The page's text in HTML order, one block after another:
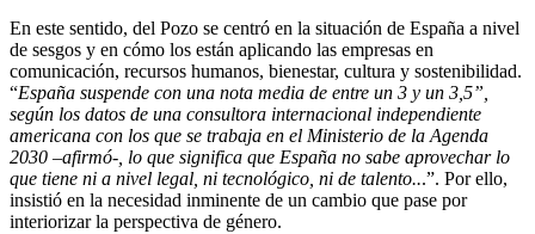
En este sentido, del Pozo se centró en la situación de España a nivel
de sesgos y en cómo los están aplicando las empresas en
comunicación, recursos humanos, bienestar, cultura y sostenibilidad.
“España suspende con una nota media de entre un 3 y un 3,5”,
según los datos de una consultora internacional independiente
americana con los que se trabaja en el Ministerio de la Agenda
2030 –afirmó-, lo que significa que España no sabe aprovechar lo
que tiene ni a nivel legal, ni tecnológico, ni de talento...”. Por ello,
insistió en la necesidad inminente de un cambio que pase por
interiorizar la perspectiva de género.